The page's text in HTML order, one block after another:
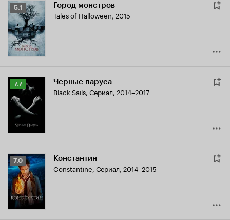
Рейтинг
Кинопоиска
5.1
5.1 Город монстров
Tales of Halloween, 2015
Рейтинг
Кинопоиска
7.7
7.7 Черные паруса
Black Sails, Сериал, 2014–2017
Рейтинг
Кинопоиска
7.0
7.0 Константин
Constantine, Сериал, 2014–2015